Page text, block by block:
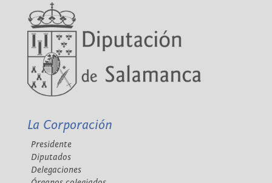
La Corporación
Presidente
Diputados
Delegaciones